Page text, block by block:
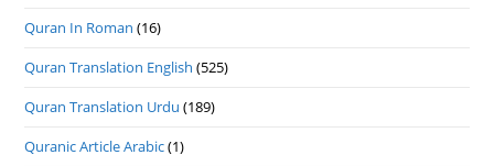
Quran In Roman (16)
Quran Translation English (525)
Quran Translation Urdu (189)
Quranic Article Arabic(1)